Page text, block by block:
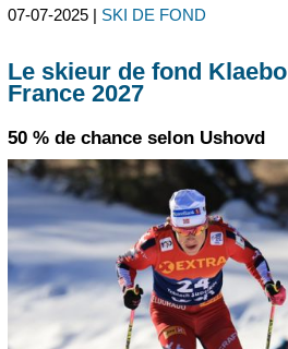
07-07-2025 | SKI DE FOND
Le skieur de fond
France 2027
50 % de chance selon Ushovd